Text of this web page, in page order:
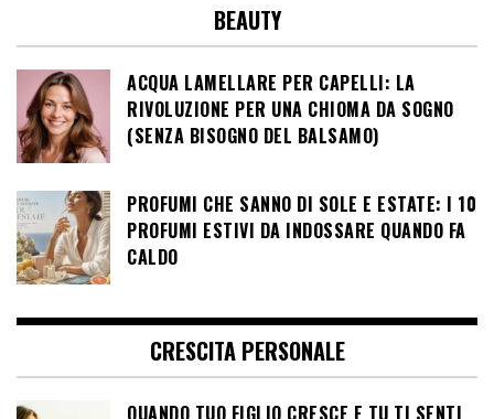
BEAUTY
ACQUA LAMELLARE PER CAPELLI: LA
RIVOLUZIONE PER UNA CHIOMA DA SOGNO
(SENZA BISOGNO DEL BALSAMO)
PROFUMI CHE SANNO DI SOLE E ESTATE: I 10
PROFUMI ESTIVI DA INDOSSARE QUANDO FA
CALDO
CRESCITA PERSONALE
QUANDO TUO FIGLIO CRESCE E TU TI SENTI